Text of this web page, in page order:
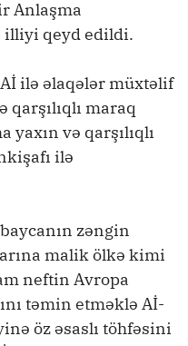
Anlaşma
illiyi qeyd edildi.
ilə əlaqələr müxtəlif
maraq
yaxın və qarşılıqlı
ilə
zəngin
malik ölkə kimi
neftin Avropa
təmin etməklə Aİ-
öz əsaslı töhfəsini